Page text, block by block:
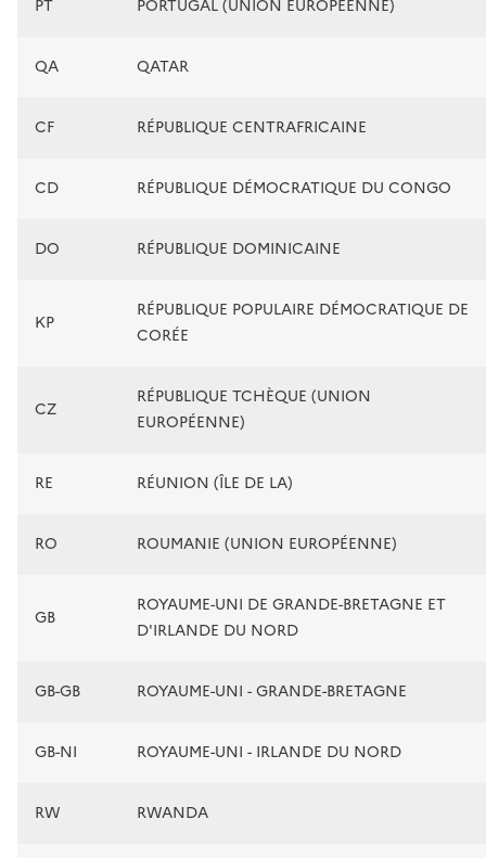
PT PORTUGAL (UNION EUROPÉENNE)
QA QATAR
CF RÉPUBLIQUE CENTRAFRICAINE
CD RÉPUBLIQUE DÉMOCRATIQUE DU CONGO
DO RÉPUBLIQUE DOMINICAINE
KP
RÉPUBLIQUE POPULAIRE DÉMOCRATIQUE DE
CORÉE
CZ
RÉPUBLIQUE TCHÈQUE (UNION
EUROPÉENNE)
RE RÉUNION (ÎLE DE LA)
RO ROUMANIE (UNION EUROPÉENNE)
GB
ROYAUME-UNI DE GRANDE-BRETAGNE ET
D'IRLANDE DU NORD
GB-GB ROYAUME-UNI - GRANDE-BRETAGNE
GB-NI ROYAUME-UNI - IRLANDE DU NORD
RW RWANDA